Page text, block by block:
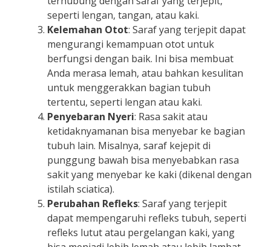
seperti lengan, tangan, atau kaki.
Kelemahan Otot: Saraf yang terjepit dapat
mengurangi kemampuan otot untuk
berfungsi dengan baik. Ini bisa membuat
Anda merasa lemah, atau bahkan kesulitan
untuk menggerakkan bagian tubuh
tertentu, seperti lengan atau kaki.
Penyebaran Nyeri: Rasa sakit atau
ketidaknyamanan bisa menyebar ke bagian
tubuh lain. Misalnya, saraf kejepit di
punggung bawah bisa menyebabkan rasa
sakit yang menyebar ke kaki (dikenal dengan
istilah sciatica).
Perubahan Refleks: Saraf yang terjepit
dapat mempengaruhi refleks tubuh, seperti
refleks lutut atau pergelangan kaki, yang